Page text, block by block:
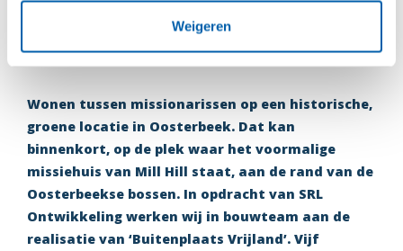
Weigeren
Van missiehuis naar een
buitenplaatsom te wonen
Wonen tussen missionarissen op een historische,
groene locatie in Oosterbeek. Dat kan
binnenkort, op de plek waar het voormalige
missiehuis van Mill Hill staat, aan de rand van de
Oosterbeekse bossen. In opdracht van SRL
Ontwikkeling werken wij in bouwteam aan de
realisatie van ‘Buitenplaats Vrijland’. Vijf